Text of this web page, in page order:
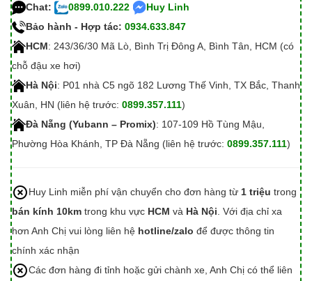
Chat:
0899.010.222
Huy Linh
Bảo hành - Hợp tác: 0934.633.847
HCM: 243/36/30 Mã Lò, Bình Trị Đông A, Bình Tân, HCM (có
chỗ đậu xe hơi)
Hà Nội: P01 nhà C5 ngõ 182 Lương Thế Vinh, TX Bắc, Thanh
Xuân, HN (liên hệ trước: 0899.357.111)
Đà Nẵng (Yubann – Promix): 107-109 Hồ Tùng Mậu,
Phường Hòa Khánh, TP Đà Nẵng (liên hệ trước: 0899.357.111)
Huy Linh miễn phí vận chuyển cho đơn hàng từ 1 triệu trong
bán kính 10km trong khu vực HCM và Hà Nội . Với địa chỉ xa
hơn Anh Chị vui lòng liên hệ hotline/zalo để được thông tin
chính xác nhận
Các đơn hàng đi tỉnh hoặc gửi chành xe, Anh Chị có thể liên